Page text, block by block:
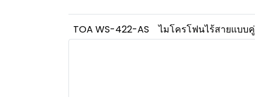
TOA WS-422-AS ไมโครโฟนไร้สายแบบคู่